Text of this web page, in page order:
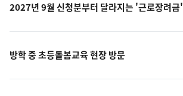
2027년 9월 신청분부터 달라지는 '근로장려금'
방학 중 초등돌봄교육 현장 방문